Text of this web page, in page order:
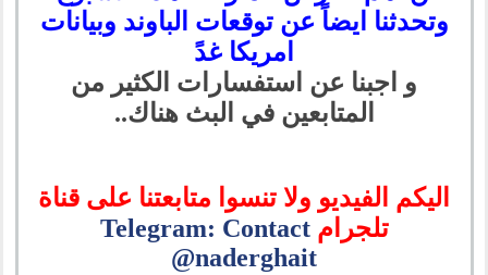
وتحدثنا ايضاً عن توقعات الباوند وبيانات
امريكا غدً
و اجبنا عن استفسارات الكثير من
المتابعين في البث هناك..
اليكم الفيديو ولا تنسوا متابعتنا على قناة
تلجرامTelegram: Contact
@naderghait